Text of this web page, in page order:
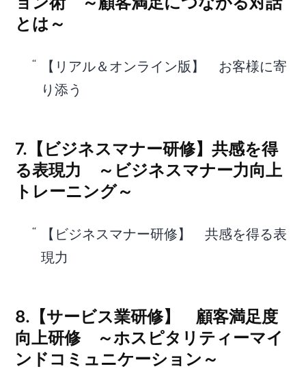
とは～
【リアル＆オンライン版】 お客様に寄
り添う
7.【ビジネスマナー研修】共感を得
る表現力 ～ビジネスマナー力向上
トレーニング～
【ビジネスマナー研修】 共感を得る表
現力
8.【サービス業研修】 顧客満足度
向上研修 ～ホスピタリティーマイ
ンドコミュニケーション～